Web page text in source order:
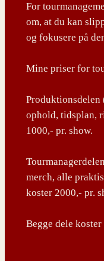
For
om, at du kan
og fokusere på
Mine priser for
Produktionsdelen
ophold, tidsplan,
1000,- pr. show.
merch, alle
koster 2000,- pr.
Begge dele